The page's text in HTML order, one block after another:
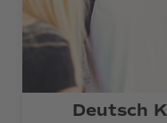
Deutsch